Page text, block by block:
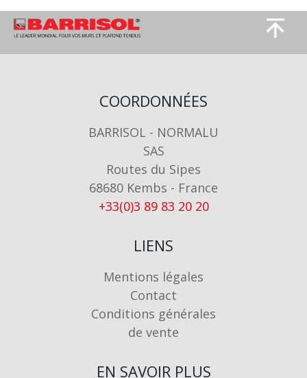
Image Image
COORDONNÉES
BARRISOL - NORMALU
SAS
Routes du Sipes
68680 Kembs - France
+33(0)3 89 83 20 20
LIENS
Mentions légales
Contact
Conditions générales
de vente
EN SAVOIR PLUS